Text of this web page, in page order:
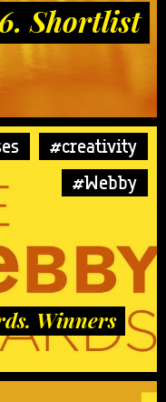
Shortlist
#creativity
#Webby
Winners